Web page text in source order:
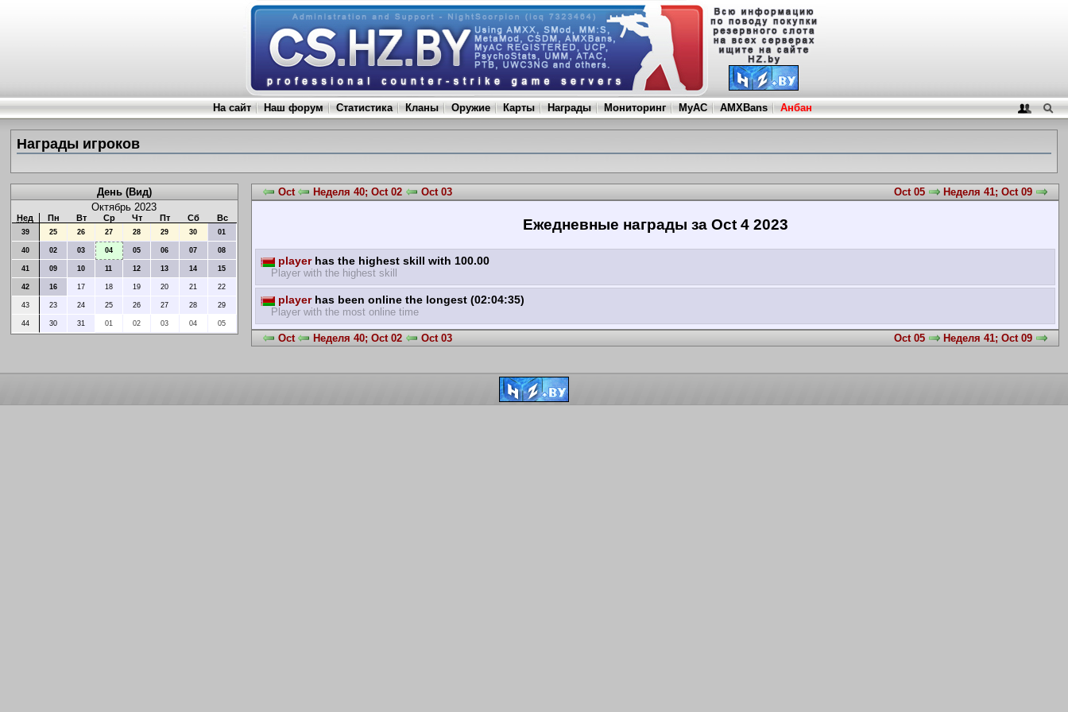
На сайт Наш форум Статистика Кланы Оружие Карты Награды Мониторинг MyAC AMXBans Анбан
Награды игроков
День (Вид)
Октябрь 2023
Нед Пн Вт Ср Чт Пт Сб Вс
39 25 26 27 28 29 30 01
40 02 03 04 05 06 07 08
41 09 10 11 12 13 14 15
42 16 17 18 19 20 21 22
43 23 24 25 26 27 28 29
44 30 31 01 02 03 04 05
Oct Неделя 40; Oct 02 Oct 03 Oct 05 Неделя 41; Oct 09
Ежедневные награды за Oct 4 2023
playerhas the highest skill with 100.00
Player with the highest skill
playerhas been online the longest (02:04:35)
Player with the most online time
Oct Неделя 40; Oct 02 Oct 03 Oct 05 Неделя 41; Oct 09